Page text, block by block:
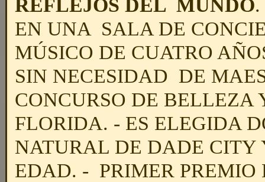
REFLEJOS DEL MUNDO.
EN UNA SALA DE
MÚSICO DE CUATRO
SIN NECESIDAD DE
CONCURSO DE BELLEZA
FLORIDA. - ES ELEGIDA
NATURAL DE DADE CITY
EDAD. - PRIMER PREMIO